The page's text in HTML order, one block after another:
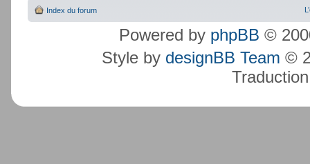
Index du forum
Powered by phpBB ©
Style by designBB Team ©